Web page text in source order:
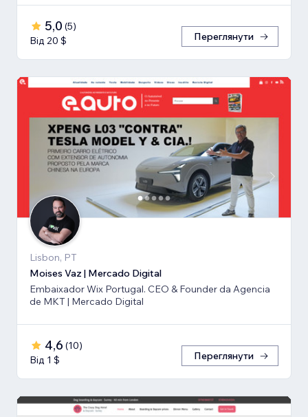
5,0 (5)
Від 20 $
Переглянути
Lisbon, PT
Moises Vaz | Mercado Digital
Embaixador Wix Portugal. CEO & Founder da Agencia
de MKT | Mercado Digital
4,6 (10)
Від 1 $
Переглянути